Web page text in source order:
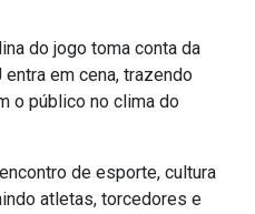
do jogo toma conta da
em cena, trazendo
o público no clima do
de esporte, cultura
atletas, torcedores e